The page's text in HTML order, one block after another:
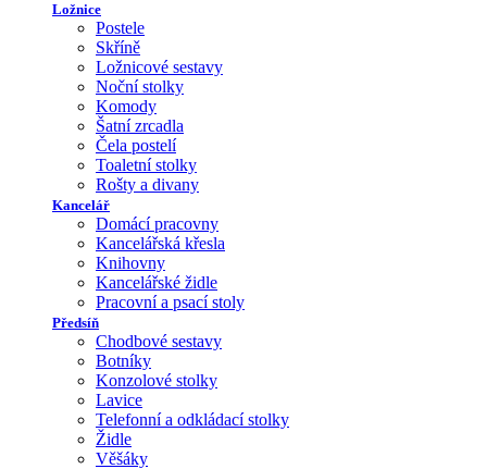
Ložnice
Postele
Skříně
Ložnicové sestavy
Noční stolky
Komody
Šatní zrcadla
Čela postelí
Toaletní stolky
Rošty a divany
Kancelář
Domácí pracovny
Kancelářská křesla
Knihovny
Kancelářské židle
Pracovní a psací stoly
Předsíň
Chodbové sestavy
Botníky
Konzolové stolky
Lavice
Telefonní a odkládací stolky
Židle
Věšáky